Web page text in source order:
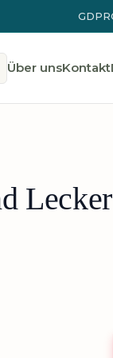
GDPR
Über unsKontakt
Lecker